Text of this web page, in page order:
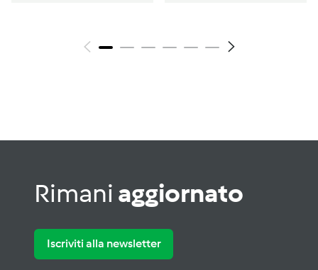
Rimani aggiornato
Iscriviti alla newsletter